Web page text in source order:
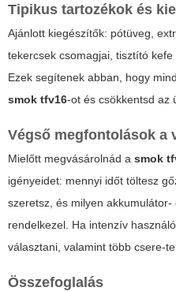
Tipikus tartozékok és
Ajánlott kiegészítők: pótüveg,
tekercsek csomagjai, tisztító
Ezek segítenek abban, hogy
smok tfv16-ot és csökkentsd az
Végső megfontolások a
Mielőtt megvásárolnád a smok
igényeidet: mennyi időt töltesz
szeretsz, és milyen
rendelkezel. Ha intenzív
választani, valamint több csere-
Összefoglalás